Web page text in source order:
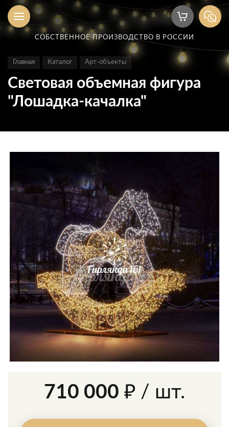
СОБСТВЕННОЕ ПРОИЗВОДСТВО В РОССИИ
Главная Каталог Арт-объекты
Световая объемная фигура
"Лошадка-качалка"
710 000 ₽ / шт.